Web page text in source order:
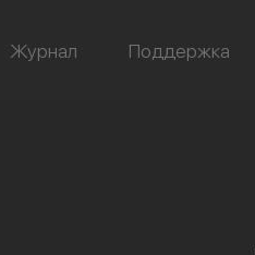
Журнал Поддержка